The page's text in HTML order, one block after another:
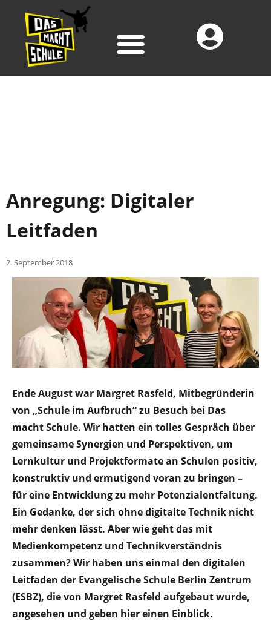
Anregung: Digitaler
Leitfaden
2. September 2018
Ende August war Margret Rasfeld, Mitbegründerin
von „Schule im Aufbruch“ zu Besuch bei Das
macht Schule. Wir hatten ein tolles Gespräch über
gemeinsame Synergien und Perspektiven, um
Lernkultur und Projektformate an Schulen positiv,
konstruktiv und ermutigend voran zu bringen –
für eine Entwicklung zu mehr Potenzialentfaltung.
Ein Gedanke, der sich ohne digitalte Technik nicht
mehr denken lässt. Aber wie geht das mit
Medienkompetenz und Technikverständnis
zusammen? Wir haben uns einmal den digitalen
Leitfaden der Evangelische Schule Berlin Zentrum
(ESBZ), die von Margret Rasfeld aufgebaut wurde,
angesehen und geben hier einen Einblick.